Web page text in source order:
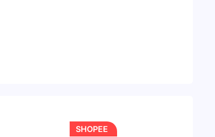
lòng liên hệ với bộ phận chăm sóc khách
SHOPEE